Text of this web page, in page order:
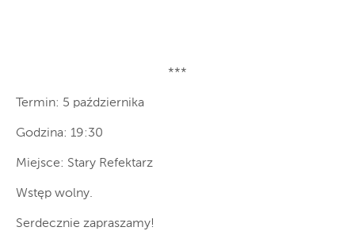
***
Termin: 5 października
Godzina: 19:30
Miejsce: Stary Refektarz
Wstęp wolny.
Serdecznie zapraszamy!